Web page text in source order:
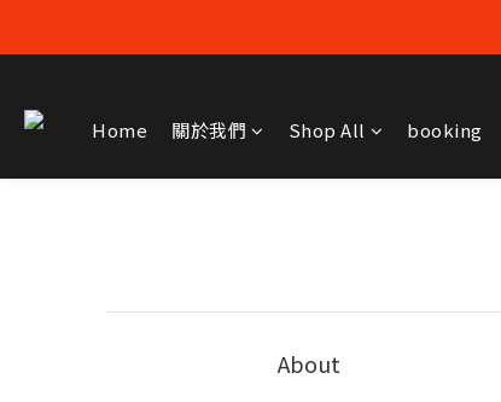
Home 關於我們 Shop All booking
About